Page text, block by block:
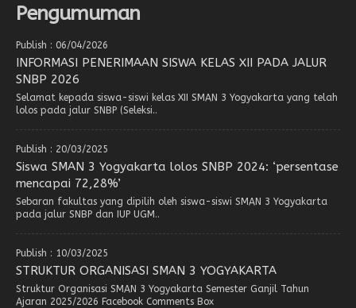
Pengumuman
Publish : 06/04/2026
INFORMASI PENERIMAAN SISWA KELAS XII PADA JALUR
SNBP 2026
Selamat kepada siswa-siswi kelas XII SMAN 3 Yogyakarta yang telah
lolos pada jalur SNBP (Seleksi..
Publish : 20/03/2025
Siswa SMAN 3 Yogyakarta lolos SNBP 2024: ‘persentase
mencapai 72,28%’
Sebaran fakultas yang dipilih oleh siswa-siswi SMAN 3 Yogyakarta
pada jalur SNBP dan IUP UGM..
Publish : 10/03/2025
STRUKTUR ORGANISASI SMAN 3 YOGYAKARTA
Struktur Organisasi SMAN 3 Yogyakarta Semester Ganjil Tahun
Ajaran 2025/2026 Facebook Comments Box